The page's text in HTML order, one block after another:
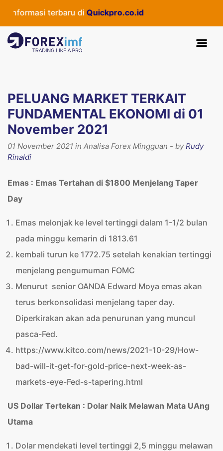
terbaru diQuickpro.co.id
PELUANG MARKET TERKAIT
FUNDAMENTAL EKONOMI di 01
November 2021
01 November 2021 in Analisa Forex Mingguan - byRudy
Rinaldi
Emas : Emas Tertahan di $1800 Menjelang Taper
Day
Emas melonjak ke level tertinggi dalam 1-1/2 bulan
pada minggu kemarin di 1813.61
kembali turun ke 1772.75 setelah kenakian tertinggi
menjelang pengumuman FOMC
Menurut senior OANDA Edward Moya emas akan
terus berkonsolidasi menjelang taper day.
Diperkirakan akan ada penurunan yang muncul
pasca-Fed.
https://www.kitco.com/news/2021-10-29/How-
bad-will-it-get-for-gold-price-next-week-as-
markets-eye-Fed-s-tapering.html
US Dollar Tertekan : Dolar Naik Melawan Mata UAng
Utama
Dolar mendekati level tertinggi 2,5 minggu melawan